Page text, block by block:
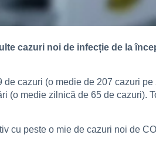
cazuri noi de infecție de la
cazuri (o medie de 207 cazuri
(o medie zilnică de 65 de cazuri).
cu peste o mie de cazuri noi de